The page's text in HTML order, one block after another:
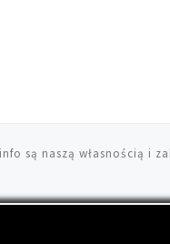
są naszą własnością i